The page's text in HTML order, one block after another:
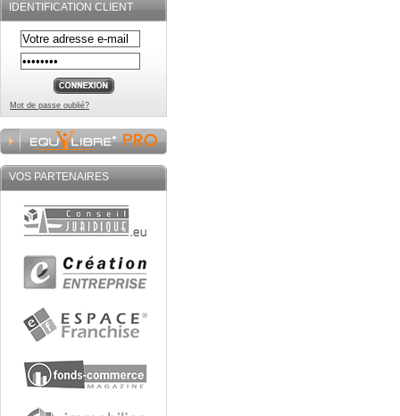
IDENTIFICATION CLIENT
Mot de passe oublié?
VOS PARTENAIRES